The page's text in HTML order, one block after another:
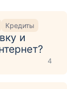
Кредиты
и
4